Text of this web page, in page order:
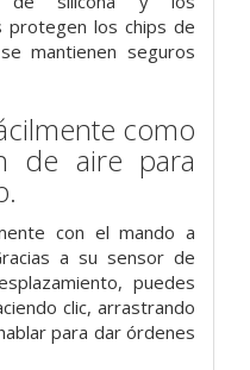
protegen los chips de
mantienen seguros
como
de aire para
con el mando a
a su sensor de
puedes
clic, arrastrando
para dar órdenes